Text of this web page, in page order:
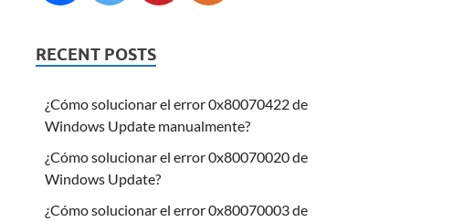
RECENT POSTS
¿Cómo solucionar el error 0x80070422 de
Windows Update manualmente?
¿Cómo solucionar el error 0x80070020 de
Windows Update?
¿Cómo solucionar el error 0x80070003 de